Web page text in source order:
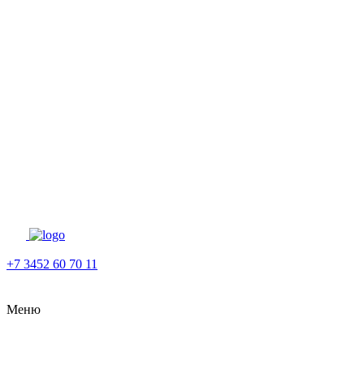
+7 3452 60 70 11
Меню